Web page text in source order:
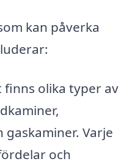
kan påverka
finns olika typer av
Varje
och